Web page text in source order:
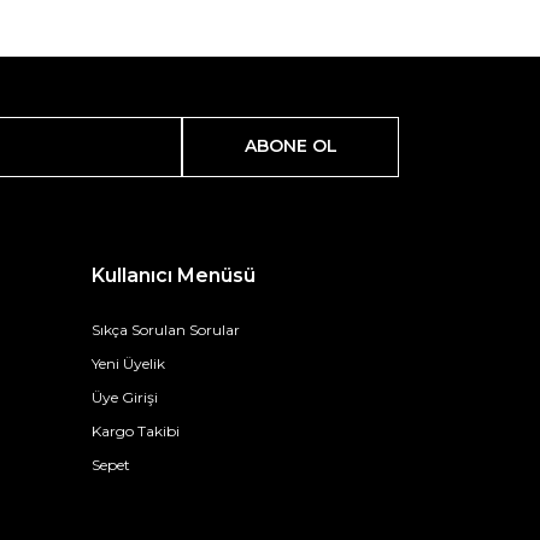
ABONE OL
Kullanıcı Menüsü
Sıkça Sorulan Sorular
Yeni Üyelik
Üye Girişi
Kargo Takibi
Sepet